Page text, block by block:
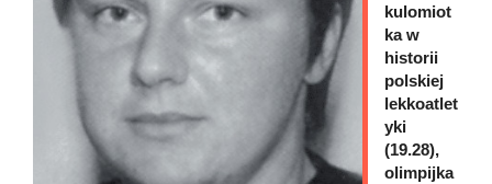
kulomiot
ka w
historii
polskiej
lekkoatlet
yki
(19.28),
olimpijka